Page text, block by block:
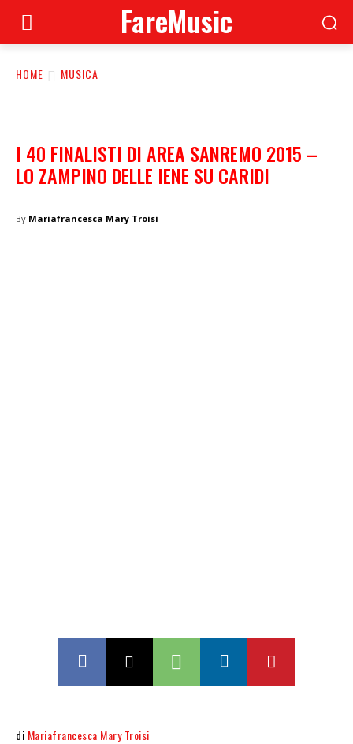
FareMusic
HOME MUSICA
I 40 FINALISTI DI AREA SANREMO 2015 –
LO ZAMPINO DELLE IENE SU CARIDI
By Mariafrancesca Mary Troisi
di Mariafrancesca Mary Troisi